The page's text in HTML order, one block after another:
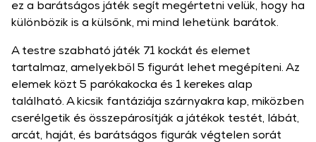
ez a barátságos játék segít megértetni velük, hogy ha
különbözik is a külsőnk, mi mind lehetünk barátok.
A testre szabható játék 71 kockát és elemet
tartalmaz, amelyekből 5 figurát lehet megépíteni. Az
elemek közt 5 parókakocka és 1 kerekes alap
található. A kicsik fantáziája szárnyakra kap, miközben
cserélgetik és összepárosítják a játékok testét, lábát,
arcát, haját, és barátságos figurák végtelen sorát